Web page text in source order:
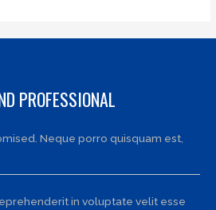
PROFESSIONAL
Neque porro quisquam est,
in voluptate velit esse